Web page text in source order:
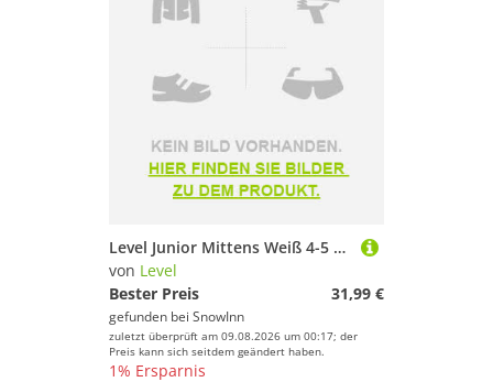
Level Junior Mittens Weiß 4-5 Years Mädchen
von Level
Bester Preis
31,99 €
gefunden bei SnowInn
zuletzt überprüft am 09.08.2026 um 00:17; der
Preis kann sich seitdem geändert haben.
1% Ersparnis